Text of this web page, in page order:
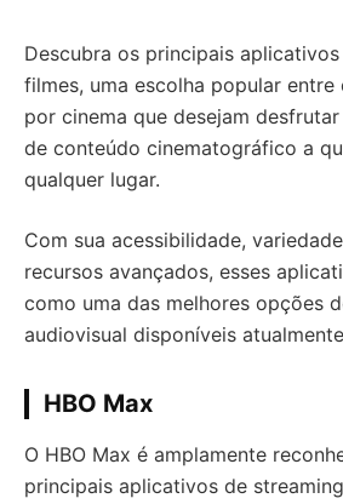
Descubra os principais
filmes, uma escolha popular entre
por cinema que desejam
de conteúdo cinematográfico a
qualquer lugar.
Com sua acessibilidade,
recursos avançados, esses
como uma das melhores opções
audiovisual disponíveis
HBO Max
O HBO Max é amplamente
principais aplicativos de